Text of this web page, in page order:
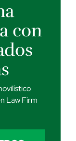
con
Law Firm